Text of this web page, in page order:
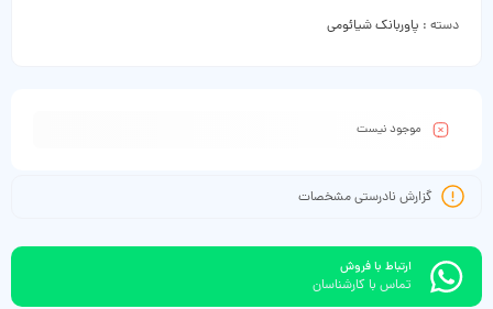
دسته : پاوربانک شیائومی
موجود نیست
گزارش نادرستی مشخصات
ارتباط با فروش
تماس با کارشناسان